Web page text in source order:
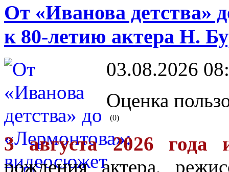
От «Иванова детства»
к 80-летию актера Н.
03.08.2026
Оценка
(0)
3 августа 2026 года
рождения актера,